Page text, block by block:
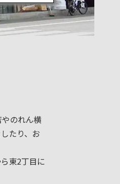
のれん横
たり、お
東2丁目に